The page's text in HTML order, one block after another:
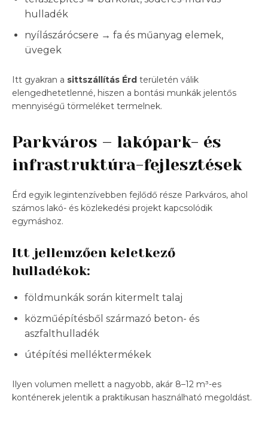
hulladék
nyílászárócsere → fa és műanyag elemek,
üvegek
Itt gyakran a sittszállítás Érd területén válik
elengedhetetlenné, hiszen a bontási munkák jelentős
mennyiségű törmeléket termelnek.
Parkváros – lakópark- és
infrastruktúra-fejlesztések
Érd egyik legintenzívebben fejlődő része Parkváros, ahol
számos lakó- és közlekedési projekt kapcsolódik
egymáshoz.
Itt jellemzően keletkező
hulladékok:
földmunkák során kitermelt talaj
közműépítésből származó beton- és
aszfalthulladék
útépítési melléktermékek
Ilyen volumen mellett a nagyobb, akár 8–12 m³-es
konténerek jelentik a praktikusan használható megoldást.